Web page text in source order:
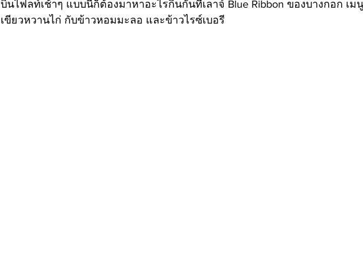
บินไฟลท์เช้าๆ แบบนี้ก็ต้องมาหาอะไรกินกันที่เลาจ์ Blue Ribbon ของบางกอก เม
เขียวหวานไก่ กับข้าวหอมมะลอ และข้าวไรซ์เบอรี